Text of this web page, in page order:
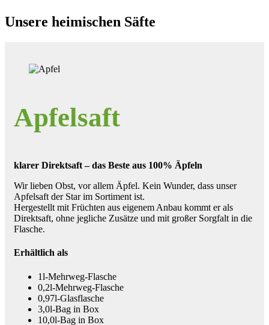
Unsere heimischen Säfte
Apfelsaft
klarer Direktsaft – das Beste aus 100% Äpfeln
Wir lieben Obst, vor allem Äpfel. Kein Wunder, dass unser
Apfelsaft der Star im Sortiment ist.
Hergestellt mit Früchten aus eigenem Anbau kommt er als
Direktsaft, ohne jegliche Zusätze und mit großer Sorgfalt in die
Flasche.
Erhältlich als
1l-Mehrweg-Flasche
0,2l-Mehrweg-Flasche
0,97l-Glasflasche
3,0l-Bag in Box
10,0l-Bag in Box